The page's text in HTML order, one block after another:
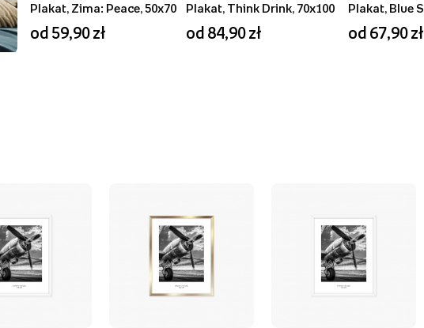
Plakat, Zima: Peace, 50x70
od 59,90 zł
Plakat, Think Drink, 70x100
od 84,90 zł od 67,90 zł